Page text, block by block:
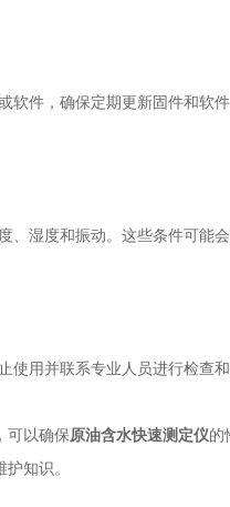
件，确保定期更新固件和软件
湿度和振动。这些条件可能会
用并联系专业人员进行检查和
以确保原油含水快速测定仪的
知识。